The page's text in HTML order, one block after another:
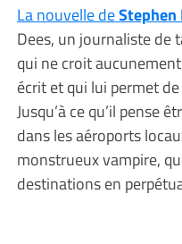
La nouvelle deStephen
Dees, un journaliste de
qui ne croit
écrit et qui lui permet
Jusqu’à ce qu’il pense
dans les aéroports
monstrueux vampire,
destinations en